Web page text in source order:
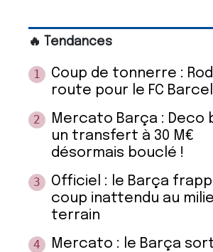
🔥 Tendances
1
Coup de tonnerre :
route pour le FC
2
Mercato Barça : Deco
un transfert à 30 M€
désormais bouclé !
3
Officiel : le Barça
coup inattendu au
terrain
4
Mercato : le Barça